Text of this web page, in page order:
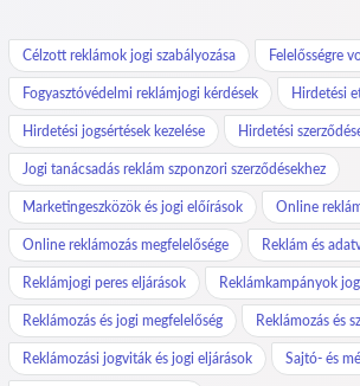
Célzott reklámok jogi szabályozása Felelősségre
Fogyasztóvédelmi reklámjogi kérdések Hirdetési
Hirdetési jogsértések kezelése Hirdetési
Jogi tanácsadás reklám szponzori szerződésekhez
Marketingeszközök és jogi előírások Online
Online reklámozás megfelelősége Reklám és
Reklámjogi peres eljárások Reklámkampányok
Reklámozás és jogi megfelelőség Reklámozás és
Reklámozási jogviták és jogi eljárások Sajtó- és